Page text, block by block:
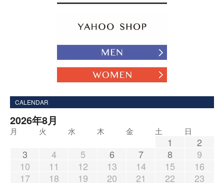
CALENDAR
2026年8月
月 火 水 木 金 土 日
1
2
3
4 5 6 7 8
9
10
11 12 13 14 15
16
17
18 19 20 21 22 23